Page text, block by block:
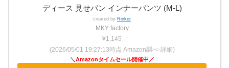
ディース 見せパン インナーパンツ (M-L)
created by Rinker
MKY factory
¥1,145
(2026/05/01 19:27:13時点 Amazon調べ-詳細)